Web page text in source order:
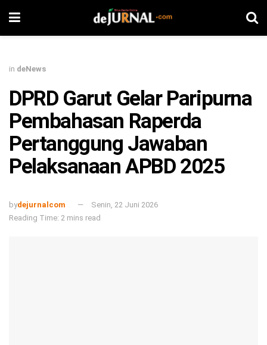
in deNews
DPRD Garut Gelar Paripurna
Pembahasan Raperda
Pertanggung Jawaban
Pelaksanaan APBD 2025
bydejurnalcom
Senin, 22 Juni 2026
Reading Time: 2 mins read